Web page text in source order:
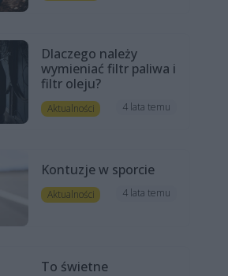
Dlaczego należy
wymieniać filtr paliwa i
filtr oleju?
Aktualności 4 lata temu
Kontuzje w sporcie
Aktualności 4 lata temu
To świetne